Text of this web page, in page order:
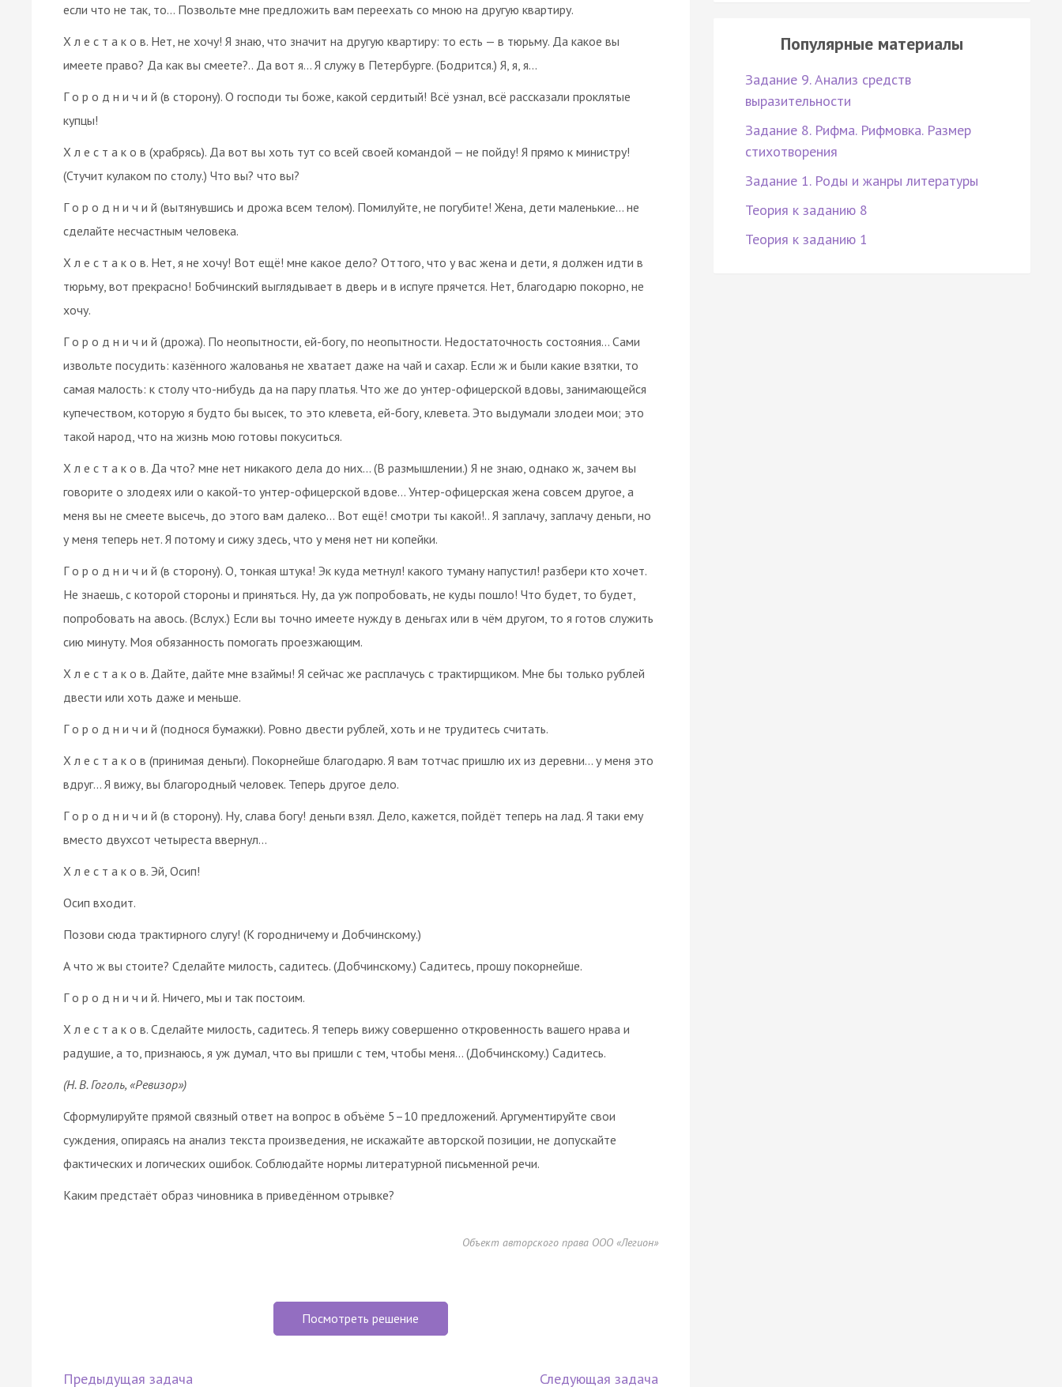
если что не так, то… Позвольте мне предложить вам переехать со мною на другую квартиру.
Х л е с т а к о в. Нет, не хочу! Я знаю, что значит на другую квартиру: то есть — в тюрьму. Да какое вы
имеете право? Да как вы смеете?.. Да вот я… Я служу в Петербурге. (Бодрится.) Я, я, я…
Г о р о д н и ч и й (в сторону). О господи ты боже, какой сердитый! Всё узнал, всё рассказали проклятые
купцы!
Х л е с т а к о в (храбрясь). Да вот вы хоть тут со всей своей командой — не пойду! Я прямо к министру!
(Стучит кулаком по столу.) Что вы? что вы?
Г о р о д н и ч и й (вытянувшись и дрожа всем телом). Помилуйте, не погубите! Жена, дети маленькие… не
сделайте несчастным человека.
Х л е с т а к о в. Нет, я не хочу! Вот ещё! мне какое дело? Оттого, что у вас жена и дети, я должен идти в
тюрьму, вот прекрасно! Бобчинский выглядывает в дверь и в испуге прячется. Нет, благодарю покорно, не
хочу.
Г о р о д н и ч и й (дрожа). По неопытности, ей-богу, по неопытности. Недостаточность состояния… Сами
извольте посудить: казённого жалованья не хватает даже на чай и сахар. Если ж и были какие взятки, то
самая малость: к столу что-нибудь да на пару платья. Что же до унтер-офицерской вдовы, занимающейся
купечеством, которую я будто бы высек, то это клевета, ей-богу, клевета. Это выдумали злодеи мои; это
такой народ, что на жизнь мою готовы покуситься.
Х л е с т а к о в. Да что? мне нет никакого дела до них... (В размышлении.) Я не знаю, однако ж, зачем вы
говорите о злодеях или о какой-то унтер-офицерской вдове… Унтер-офицерская жена совсем другое, а
меня вы не смеете высечь, до этого вам далеко… Вот ещё! смотри ты какой!.. Я заплачу, заплачу деньги, но
у меня теперь нет. Я потому и сижу здесь, что у меня нет ни копейки.
Г о р о д н и ч и й (в сторону). О, тонкая штука! Эк куда метнул! какого туману напустил! разбери кто хочет.
Не знаешь, с которой стороны и приняться. Ну, да уж попробовать, не куды пошло! Что будет, то будет,
попробовать на авось. (Вслух.) Если вы точно имеете нужду в деньгах или в чём другом, то я готов служить
сию минуту. Моя обязанность помогать проезжающим.
Х л е с т а к о в. Дайте, дайте мне взаймы! Я сейчас же расплачусь с трактирщиком. Мне бы только рублей
двести или хоть даже и меньше.
Г о р о д н и ч и й (поднося бумажки). Ровно двести рублей, хоть и не трудитесь считать.
Х л е с т а к о в (принимая деньги). Покорнейше благодарю. Я вам тотчас пришлю их из деревни… у меня это
вдруг... Я вижу, вы благородный человек. Теперь другое дело.
Г о р о д н и ч и й (в сторону). Ну, слава богу! деньги взял. Дело, кажется, пойдёт теперь на лад. Я таки ему
вместо двухсот четыреста ввернул...
Х л е с т а к о в. Эй, Осип!
Осип входит.
Позови сюда трактирного слугу! (К городничему и Добчинскому.)
А что ж вы стоите? Сделайте милость, садитесь. (Добчинскому.) Садитесь, прошу покорнейше.
Г о р о д н и ч и й. Ничего, мы и так постоим.
Х л е с т а к о в. Сделайте милость, садитесь. Я теперь вижу совершенно откровенность вашего нрава и
радушие, а то, признаюсь, я уж думал, что вы пришли с тем, чтобы меня… (Добчинскому.) Садитесь.
(Н. В. Гоголь, «Ревизор»)
Сформулируйте прямой связный ответ на вопрос в объёме 5–10 предложений. Аргументируйте свои
суждения, опираясь на анализ текста произведения, не искажайте авторской позиции, не допускайте
фактических и логических ошибок. Соблюдайте нормы литературной письменной речи.
Каким предстаёт образ чиновника в приведённом отрывке?
Объект авторского права ООО «Легион»
Посмотреть решение
Предыдущая задача Следующая задача
Популярные материалы
Задание 9. Анализ средств
выразительности
Задание 8. Рифма. Рифмовка. Размер
стихотворения
Задание 1. Роды и жанры литературы
Теория к заданию 8
Теория к заданию 1